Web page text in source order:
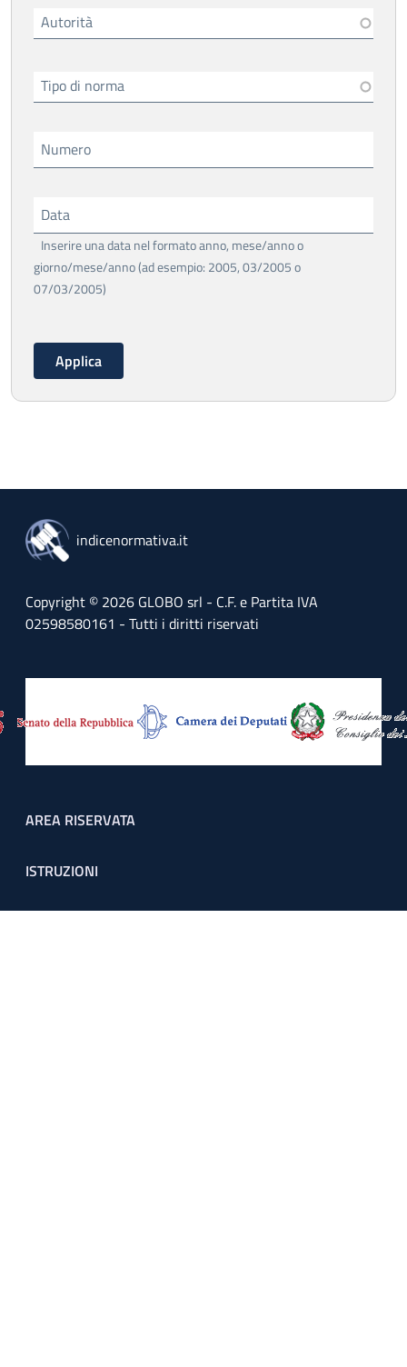
Autorità
Tipo di norma
Numero
Data
Inserire una data nel formato anno, mese/anno o
giorno/mese/anno (ad esempio: 2005, 03/2005 o
07/03/2005)
indicenormativa.it
Copyright © 2026 GLOBO srl - C.F. e Partita IVA
02598580161 - Tutti i diritti riservati
Footer menu
AREA RISERVATA
ISTRUZIONI